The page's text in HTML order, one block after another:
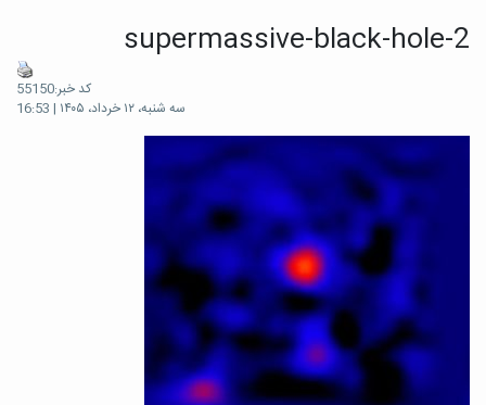
supermassive-black-hole-2
کد خبر:55150
سه شنبه، ۱۲ خرداد، ۱۴۰۵ | 16:53